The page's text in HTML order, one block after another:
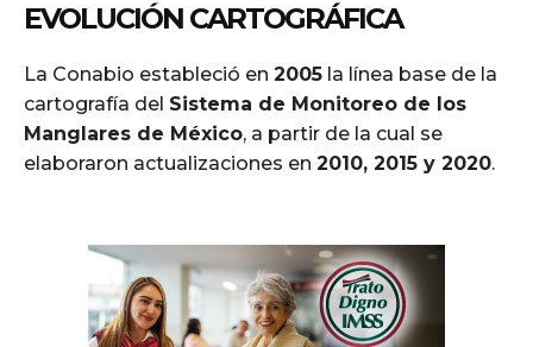
EVOLUCIÓN CARTOGRÁFICA
La Conabio estableció en 2005 la línea base de la
cartografía del Sistema de Monitoreo de los
Manglares de México, a partir de la cual se
elaboraron actualizaciones en 2010, 2015 y 2020.